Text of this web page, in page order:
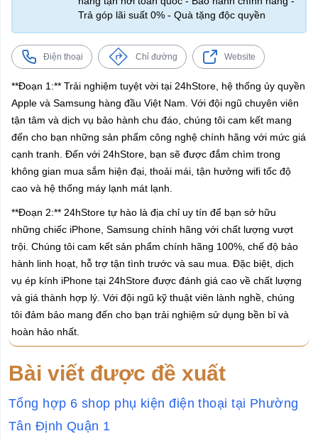
Trả góp lãi suất 0% - Quà tặng độc quyền
Điện thoại Chỉ đường Website
**Đoạn 1:** Trải nghiệm tuyệt vời tại 24hStore, hệ thống ủy quyền
Apple và Samsung hàng đầu Việt Nam. Với đội ngũ chuyên viên
tận tâm và dịch vụ bảo hành chu đáo, chúng tôi cam kết mang
đến cho bạn những sản phẩm công nghệ chính hãng với mức giá
cạnh tranh. Đến với 24hStore, bạn sẽ được đắm chìm trong
không gian mua sắm hiện đại, thoải mái, tận hưởng wifi tốc độ
cao và hệ thống máy lạnh mát lạnh.
**Đoạn 2:** 24hStore tự hào là địa chỉ uy tín để bạn sở hữu
những chiếc iPhone, Samsung chính hãng với chất lượng vượt
trội. Chúng tôi cam kết sản phẩm chính hãng 100%, chế độ bảo
hành linh hoạt, hỗ trợ tận tình trước và sau mua. Đặc biệt, dịch
vụ ép kính iPhone tại 24hStore được đánh giá cao về chất lượng
và giá thành hợp lý. Với đội ngũ kỹ thuật viên lành nghề, chúng
tôi đảm bảo mang đến cho bạn trải nghiệm sử dụng bền bỉ và
hoàn hảo nhất.
Bài viết được đề xuất
Tổng hợp 6 shop phụ kiện điện thoại tại Phường
Tân Định Quận 1